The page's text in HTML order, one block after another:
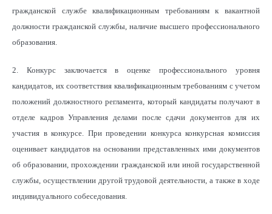
гражданской службе квалификационным требованиям к вакантной
должности гражданской службы, наличие высшего профессионального
образования.
2. Конкурс заключается в оценке профессионального уровня
кандидатов, их соответствия квалификационным требованиям с учетом
положений должностного регламента, который кандидаты получают в
отделе кадров Управления делами после сдачи документов для их
участия в конкурсе. При проведении конкурса конкурсная комиссия
оценивает кандидатов на основании представленных ими документов
об образовании, прохождении гражданской или иной государственной
службы, осуществлении другой трудовой деятельности, а также в ходе
индивидуального собеседования.